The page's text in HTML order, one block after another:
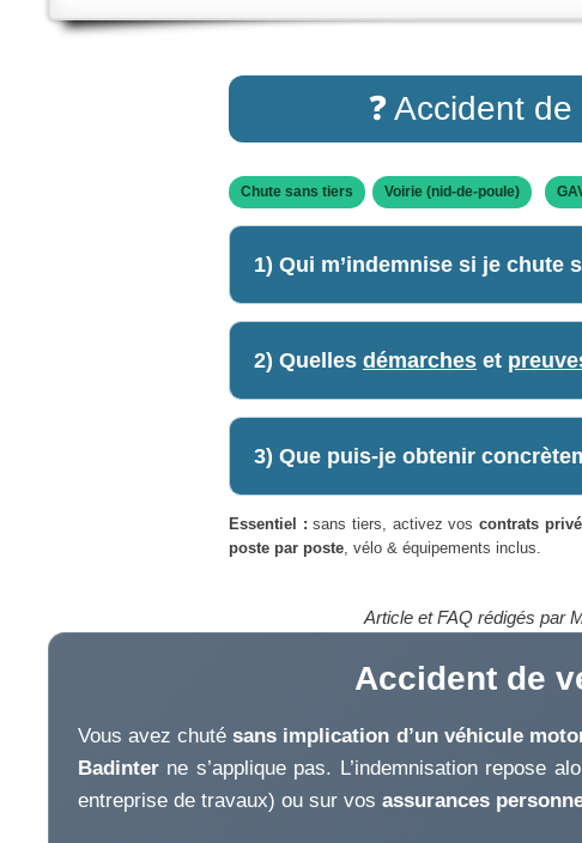
❓ Accident
Chute sans tiers Voirie (nid-de-poule)
1) Qui m’indemnise si je chute
2) Quelles démarches et
3) Que puis-je obtenir
Essentiel : sans tiers, activez vos contrats
poste par poste, vélo & équipements inclus.
Article et FAQ rédigés par
Accident de
Vous avez chutésans implication d’un véhicule
Badinter ne s’applique pas. L’indemnisation repose
entreprise de travaux) ou sur vos assurances